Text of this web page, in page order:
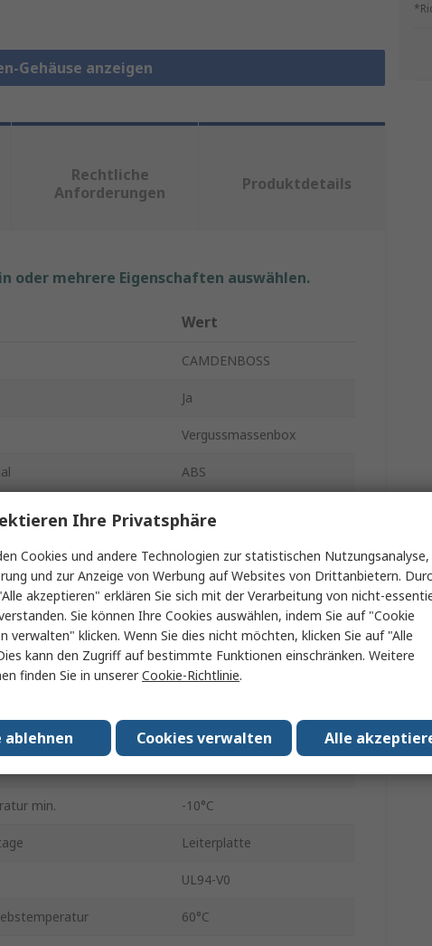
Gehäuse anzeigen
Rechtliche
Anforderungen
Produktdetails
oder mehrere Eigenschaften auswählen.
Wert
CAMDENBOSS
Ja
Vergussmassenbox
ABS
1.8mm
Schwarz
IP40, IP30
Verzinkt
min. -10°C
Leiterplatte
UL94-V0
60°C
Ihre Privatsphäre
Cookies und andere Technologien zur statistischen
und zur Anzeige von Werbung auf Websites von Drittanbietern.
akzeptieren" erklären Sie sich mit der Verarbeitung von nicht-
Sie können Ihre Cookies auswählen, indem Sie auf "Cookie
verwalten" klicken. Wenn Sie dies nicht möchten, klicken Sie auf "Alle
kann den Zugriff auf bestimmte Funktionen einschränken. Weitere
finden Sie in unsererCookie-Richtlinie.
Alle
Cookies verwalten
ablehnen